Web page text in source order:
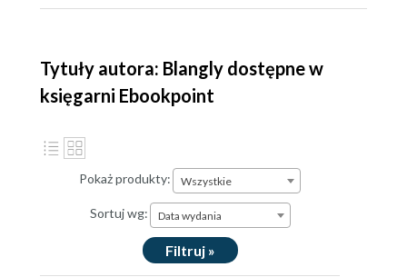
Tytuły autora: Blangly dostępne w
księgarni Ebookpoint
Pokaż produkty: Wszystkie
Sortuj wg: Data wydania
Filtruj »